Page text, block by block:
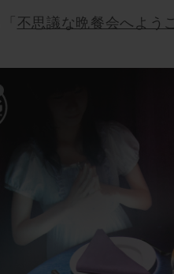
不思議な晩餐会へよう